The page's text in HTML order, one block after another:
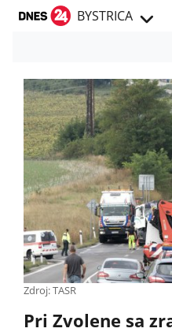
BYSTRICA
Zdroj: TASR
Pri Zvolene sa